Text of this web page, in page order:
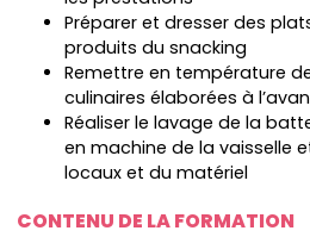
Préparer et dresser des
produits du snacking
Remettre en température
culinaires élaborées à
Réaliser le lavage de la
en machine de la vaisselle
locaux et du matériel
CONTENU DE LA FORMATION